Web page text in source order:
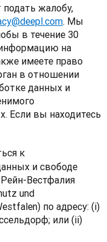
жалобу,
. Мы
в течение 30
на
имеете право
в отношении
данных и
Если вы находитесь
к
и свободе
Вестфалия
und
по адресу: (i)
или (ii)